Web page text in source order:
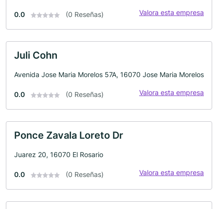
0.0 (0 Reseñas) Valora esta empresa
Juli Cohn
Avenida Jose Maria Morelos 57A, 16070 Jose Maria Morelos
0.0 (0 Reseñas) Valora esta empresa
Ponce Zavala Loreto Dr
Juarez 20, 16070 El Rosario
0.0 (0 Reseñas) Valora esta empresa